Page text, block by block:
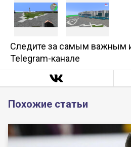
Следите за самым важным
Telegram-канале
Похожие статьи